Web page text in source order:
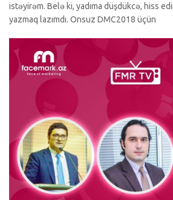
istəyirəm. Belə ki, yadıma düşdükcə, hiss
yazmaq lazımdı. Onsuz DMC2018 üçün